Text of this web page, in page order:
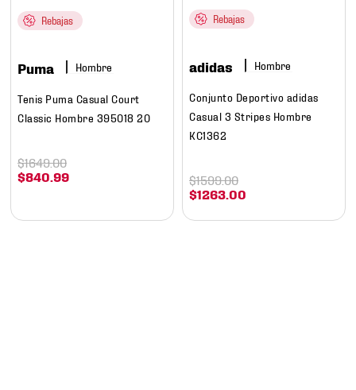
Rebajas
Puma Hombre
Tenis Puma Casual Court
Classic Hombre 395018 20
$840.99
$1649.00
Rebajas
adidas Hombre
Conjunto Deportivo adidas
Casual 3 Stripes Hombre
KC1362
$1263.00
$1599.00